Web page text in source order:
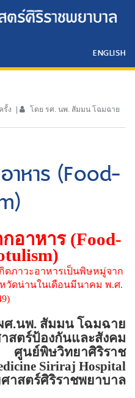
ENGLISH
รั้ง โดย รศ. นพ. สัมมน โฉมฉาย
าหาร (Food-
อาหาร (Food-
กิดภาวะอาหารเป็นพิษหมู่จาก
วัดน่านในเดือนมีนาคม พ.ศ.
ศ.นพ. สัมมน โฉมฉาย
สตร์ป้องกันและสังคม
ศูนย์พิษวิทยาศิริราช
Siriraj Hospital
าสตร์ศิริราชพยาบาล